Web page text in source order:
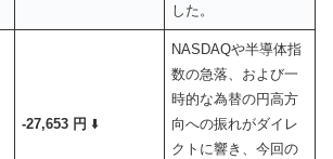
した。
-27,653 円 ⬇️
NASDAQや半導体指
数の急落、および一
時的な為替の円高方
向への振れがダイレ
クトに響き、今回の